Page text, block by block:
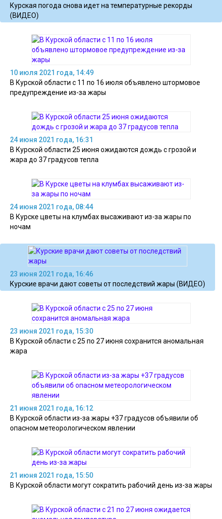
Курская погода снова идет на температурные рекорды
(ВИДЕО)
10 июля 2021 года, 14:49
В Курской области с 11 по 16 июля объявлено штормовое
предупреждение из-за жары
24 июня 2021 года, 16:31
В Курской области 25 июня ожидаются дождь с грозой и
жара до 37 градусов тепла
24 июня 2021 года, 08:44
В Курске цветы на клумбах высаживают из-за жары по
ночам
23 июня 2021 года, 16:46
Курские врачи дают советы от последствий жары (ВИДЕО)
23 июня 2021 года, 15:30
В Курской области с 25 по 27 июня сохранится аномальная
жара
21 июня 2021 года, 16:12
В Курской области из-за жары +37 градусов объявили об
опасном метеорологическом явлении
21 июня 2021 года, 15:50
В Курской области могут сократить рабочий день из-за жары